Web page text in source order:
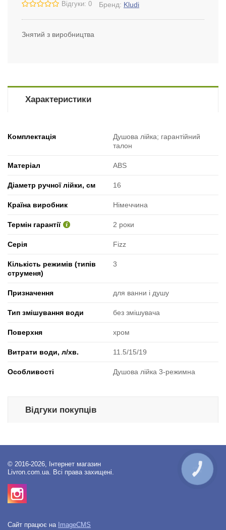
Відгуки: 0 Бренд: Kludi
Знятий з виробництва
Характеристики
Комплектація
Душова лійка; гарантійний
талон
Матеріал ABS
Діаметр ручної лійки, см 16
Країна виробник Німеччина
Термін гарантії 2 роки
Серія Fizz
Кількість режимів (типів
струменя)
3
Призначення для ванни і душу
Тип змішування води без змішувача
Поверхня хром
Витрати води, л/хв. 11.5/15/19
Особливості Душова лійка 3-режимна
Відгуки покупців
© 2016-2026, Інтернет магазин
Livron.com.ua. Всі права захищені.
Сайт працює на ImageCMS
КНОПКА
ЗВ'ЯЗКУ